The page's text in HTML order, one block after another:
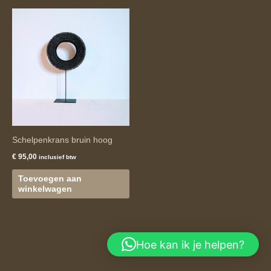
Schelpenkrans bruin hoog
€ 95,00 inclusief btw
Toevoegen aan
winkelwagen
Hoe kan ik je helpen?